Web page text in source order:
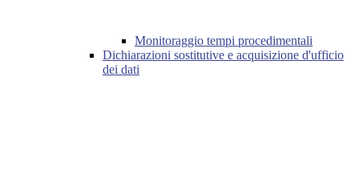
Monitoraggio tempi procedimentali
Dichiarazioni sostitutive e acquisizione d'ufficio
dei dati